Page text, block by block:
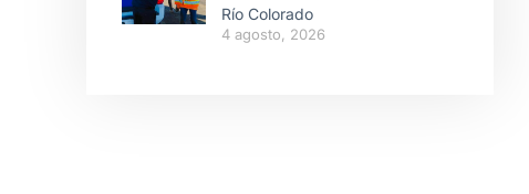
Río Colorado
4 agosto, 2026